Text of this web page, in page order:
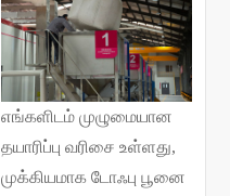
எங்களிடம் முழுமையான
தயாரிப்பு வரிசை உள்ளது,
முக்கியமாக டோஃபு பூனை